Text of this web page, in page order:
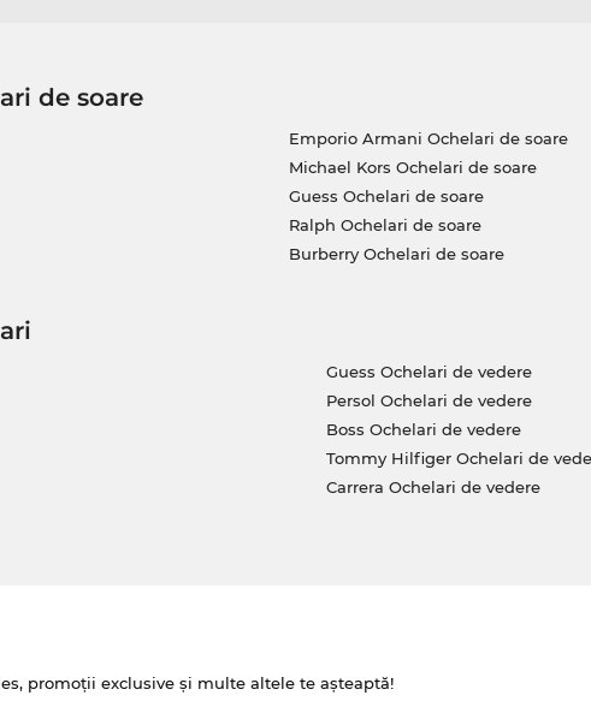
de soare
Emporio Armani Ochelari de soare
Michael Kors Ochelari de soare
Guess Ochelari de soare
Ralph Ochelari de soare
Burberry Ochelari de soare
Guess Ochelari de vedere
Persol Ochelari de vedere
Boss Ochelari de vedere
Tommy Hilfiger Ochelari de
Carrera Ochelari de vedere
promoții exclusive și multe altele te așteaptă!